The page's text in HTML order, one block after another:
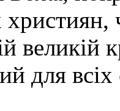
великій
для